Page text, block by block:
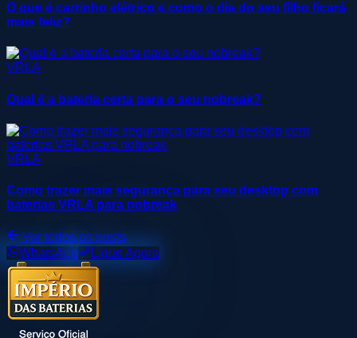
O que é carrinho elétrico e como o dia do seu filho ficará
mais feliz?
VRLA
Qual é a bateria certa para o seu nobreak?
VRLA
Como trazer mais segurança para seu desktop com
baterias VRLA para nobreak
Ver todos os posts
WhatsApp
Ligue Agora